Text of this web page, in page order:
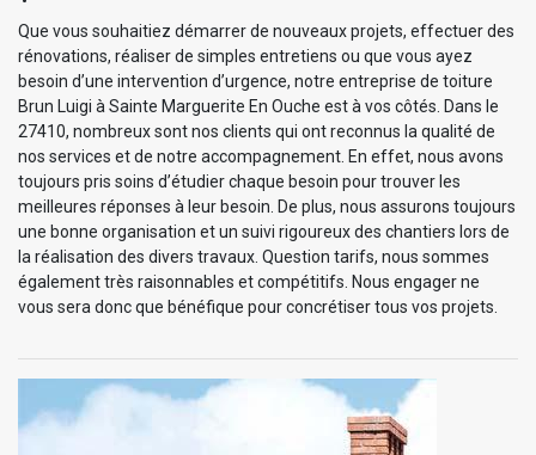
Que vous souhaitiez démarrer de nouveaux projets, effectuer des
rénovations, réaliser de simples entretiens ou que vous ayez
besoin d’une intervention d’urgence, notre entreprise de toiture
Brun Luigi à Sainte Marguerite En Ouche est à vos côtés. Dans le
27410, nombreux sont nos clients qui ont reconnus la qualité de
nos services et de notre accompagnement. En effet, nous avons
toujours pris soins d’étudier chaque besoin pour trouver les
meilleures réponses à leur besoin. De plus, nous assurons toujours
une bonne organisation et un suivi rigoureux des chantiers lors de
la réalisation des divers travaux. Question tarifs, nous sommes
également très raisonnables et compétitifs. Nous engager ne
vous sera donc que bénéfique pour concrétiser tous vos projets.